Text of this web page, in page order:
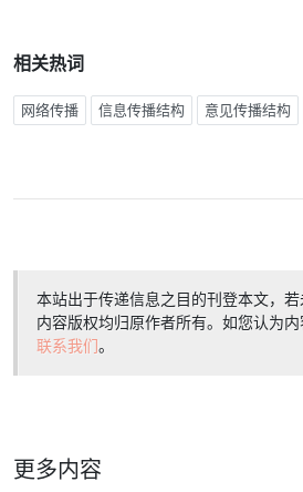
相关热词
网络传播 信息传播结构 意见传播结构
本站出于传递信息之目的刊登本文，若
内容版权均归原作者所有。如您认为
联系我们。
更多内容